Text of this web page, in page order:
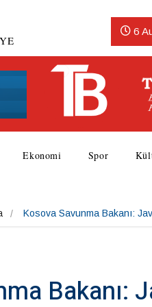
6
Ekonomi Spor
Kosova Savunma Bakanı:
Bakanı: